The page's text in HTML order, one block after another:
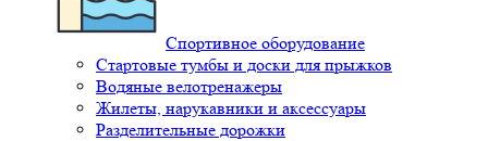
Спортивное оборудование
Стартовые тумбы и доски для прыжков
Водяные велотренажеры
Жилеты, нарукавники и аксессуары
Разделительные дорожки